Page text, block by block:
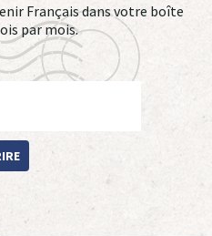
Français dans votre boîte
par mois.